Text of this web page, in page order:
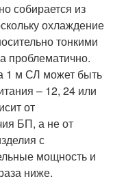
собирается из
охлаждение
тонкими
проблематично.
1 м СЛ может быть
– 12, 24 или
от
БП, а не от
с
мощность и
ниже.